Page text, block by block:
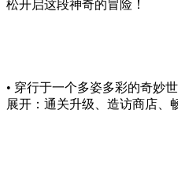
松开启这段神奇的冒险！
• 穿行于一个多姿多彩的奇妙
展开：通关升级、造访商店、